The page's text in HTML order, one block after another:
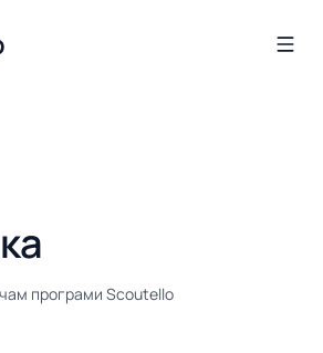
програми Scoutello